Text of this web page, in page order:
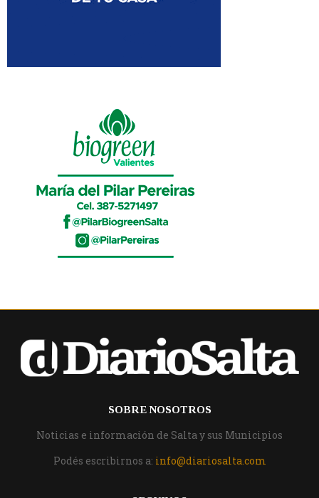
SOBRE NOSOTROS
Noticias e información de Salta y sus Municipios
Podés escribirnos a: info@diariosalta.com